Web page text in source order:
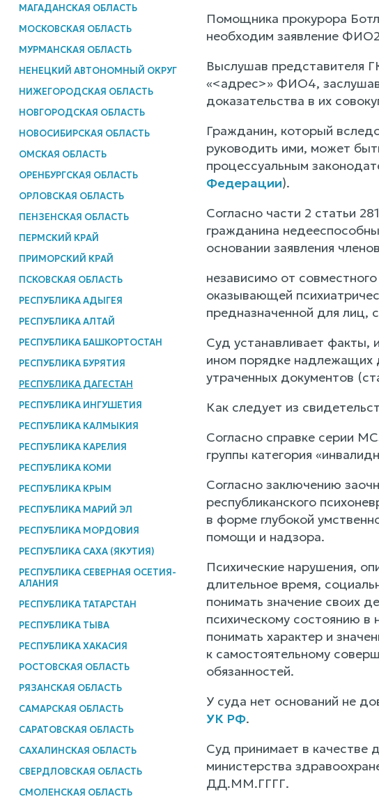
МАГАДАНСКАЯ ОБЛАСТЬ
МОСКОВСКАЯ ОБЛАСТЬ
МУРМАНСКАЯ ОБЛАСТЬ
НЕНЕЦКИЙ АВТОНОМНЫЙ ОКРУГ
НИЖЕГОРОДСКАЯ ОБЛАСТЬ
НОВГОРОДСКАЯ ОБЛАСТЬ
НОВОСИБИРСКАЯ ОБЛАСТЬ
ОМСКАЯ ОБЛАСТЬ
ОРЕНБУРГСКАЯ ОБЛАСТЬ
ОРЛОВСКАЯ ОБЛАСТЬ
ПЕНЗЕНСКАЯ ОБЛАСТЬ
ПЕРМСКИЙ КРАЙ
ПРИМОРСКИЙ КРАЙ
ПСКОВСКАЯ ОБЛАСТЬ
РЕСПУБЛИКА АДЫГЕЯ
РЕСПУБЛИКА АЛТАЙ
РЕСПУБЛИКА БАШКОРТОСТАН
РЕСПУБЛИКА БУРЯТИЯ
РЕСПУБЛИКА ДАГЕСТАН
РЕСПУБЛИКА ИНГУШЕТИЯ
РЕСПУБЛИКА КАЛМЫКИЯ
РЕСПУБЛИКА КАРЕЛИЯ
РЕСПУБЛИКА КОМИ
РЕСПУБЛИКА КРЫМ
РЕСПУБЛИКА МАРИЙ ЭЛ
РЕСПУБЛИКА МОРДОВИЯ
РЕСПУБЛИКА САХА (ЯКУТИЯ)
РЕСПУБЛИКА СЕВЕРНАЯ ОСЕТИЯ-
АЛАНИЯ
РЕСПУБЛИКА ТАТАРСТАН
РЕСПУБЛИКА ТЫВА
РЕСПУБЛИКА ХАКАСИЯ
РОСТОВСКАЯ ОБЛАСТЬ
РЯЗАНСКАЯ ОБЛАСТЬ
САМАРСКАЯ ОБЛАСТЬ
САРАТОВСКАЯ ОБЛАСТЬ
САХАЛИНСКАЯ ОБЛАСТЬ
СВЕРДЛОВСКАЯ ОБЛАСТЬ
СМОЛЕНСКАЯ ОБЛАСТЬ
Помощника прокурора
необходим заявление
Выслушав представителя
«<адрес>» ФИО4, заслушав
доказательства в их
Гражданин, который
руководить ими, может
процессуальным
Федерации).
Согласно части 2 статьи
гражданина
основании заявления
независимо от
оказывающей
предназначенной для лиц,
Суд устанавливает факты,
ином порядке надлежащих
утраченных документов
Как следует из
Согласно справке серии
группы категория
Согласно заключению
республиканского
в форме глубокой
помощи и надзора.
Психические нарушения,
длительное время,
понимать значение своих
психическому состоянию
понимать характер и
к самостоятельному
обязанностей.
У суда нет оснований не
УК РФ.
Суд принимает в качестве
министерства
ДД.ММ.ГГГГ.